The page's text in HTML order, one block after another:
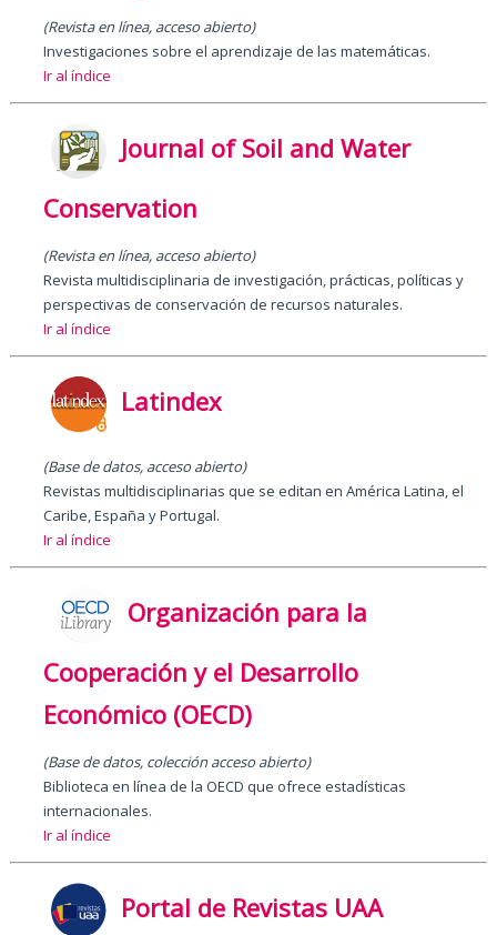
(Revista en línea, acceso abierto)
Investigaciones sobre el aprendizaje de las matemáticas.
Ir al índice
Journal of Soil and Water
Conservation
(Revista en línea, acceso abierto)
Revista multidisciplinaria de investigación, prácticas, políticas y
perspectivas de conservación de recursos naturales.
Ir al índice
Latindex
(Base de datos, acceso abierto)
Revistas multidisciplinarias que se editan en América Latina, el
Caribe, España y Portugal.
Ir al índice
Organización para la
Cooperación y el Desarrollo
Económico (OECD)
(Base de datos, colección acceso abierto)
Biblioteca en línea de la OECD que ofrece estadísticas
internacionales.
Ir al índice
Portal de Revistas UAA